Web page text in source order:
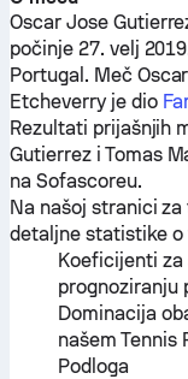
Oscar Jose
počinje 27. velj
Portugal. Meč
Etcheverryje dio
Rezultati prijašnjih
Gutierrezi Tomas
na Sofascoreu.
Na našoj stranici
detaljne statistike o
Koeficijenti za
prognoziranju
Dominacija
našem Tennis
Podloga